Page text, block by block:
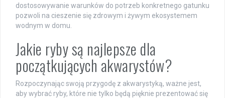
dostosowywanie warunków do potrzeb konkretnego gatunku
pozwoli na cieszenie się zdrowym i żywym ekosystemem
wodnym w domu.
Jakie ryby są najlepsze dla
początkujących akwarystów?
Rozpoczynając swoją przygodę z akwarystyką, ważne jest,
aby wybrać ryby, które nie tylko będą pięknie prezentować się